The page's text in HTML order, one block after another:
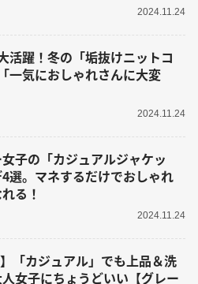
2024.11.24
活躍！冬の「垢抜けニットコ
一気におしゃれさんに大変
2024.11.24
子の「カジュアルジャケッ
4選。マネするだけでおしゃれ
る！
2024.11.24
】「カジュアル」でも上品＆洗
女子にちょうどいい【グレー